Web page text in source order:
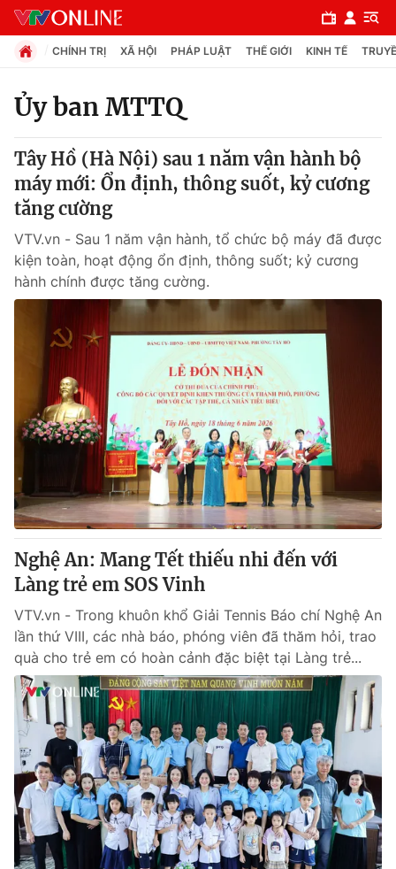
Chuyên mục
Chính trị
Pháp luật
Thế giới
Tin tức
Thế giới đó đây
Câu chuyện quốc tế
Kinh tế
Thị trường
Góc doanh nghiệp
Dữ liệu và đời sống
Truyền hình
Phim VTV
Hậu trường
Nhân vật
Khán giả
Giải sao mai
Giải trí
Điện ảnh
Âm nhạc
Sao
Đời sống
Du lịch
Làm đẹp
Chất lượng cuộc sống
Giáo dục
Tuyển sinh
Học trực tuyến
Công nghệ
Hitech Công nghệ tương lai
Sản phẩm
Thị trường
Giao lưu trực tuyến
Lịch phát sóng
CHÍNH TRỊ XÃ HỘI PHÁP LUẬT THẾ GIỚI KINH TẾ
Ủy ban MTTQ
Tây Hồ (Hà Nội) sau 1 năm vận hành bộ
máy mới: Ổn định, thông suốt, kỷ cương
tăng cường
VTV.vn - Sau 1 năm vận hành, tổ chức bộ máy đã được
kiện toàn, hoạt động ổn định, thông suốt; kỷ cương
hành chính được tăng cường.
Nghệ An: Mang Tết thiếu nhi đến với
Làng trẻ em SOS Vinh
VTV.vn - Trong khuôn khổ Giải Tennis Báo chí Nghệ An
lần thứ VIII, các nhà báo, phóng viên đã thăm hỏi, trao
quà cho trẻ em có hoàn cảnh đặc biệt tại Làng trẻ...